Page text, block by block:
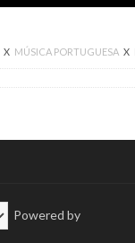
X MÚSICA PORTUGUESA X
Powered by